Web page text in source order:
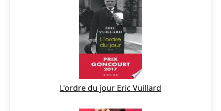
L'ordre du jour Eric Vuillard